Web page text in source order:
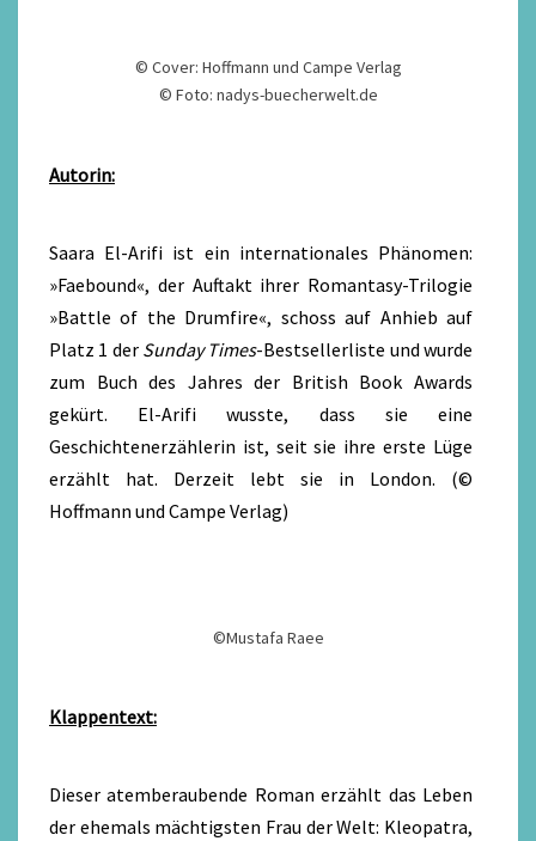
© Cover: Hoffmann und Campe Verlag
© Foto: nadys-buecherwelt.de
Autorin:
Saara El-Arifi ist ein internationales Phänomen:
»Faebound«, der Auftakt ihrer Romantasy-Trilogie
»Battle of the Drumfire«, schoss auf Anhieb auf
Platz 1 der Sunday Times-Bestsellerliste und wurde
zum Buch des Jahres der British Book Awards
gekürt. El-Arifi wusste, dass sie eine
Geschichtenerzählerin ist, seit sie ihre erste Lüge
erzählt hat. Derzeit lebt sie in London. (©
Hoffmann und Campe Verlag)
©Mustafa Raee
Klappentext:
Dieser atemberaubende Roman erzählt das Leben
der ehemals mächtigsten Frau der Welt: Kleopatra,